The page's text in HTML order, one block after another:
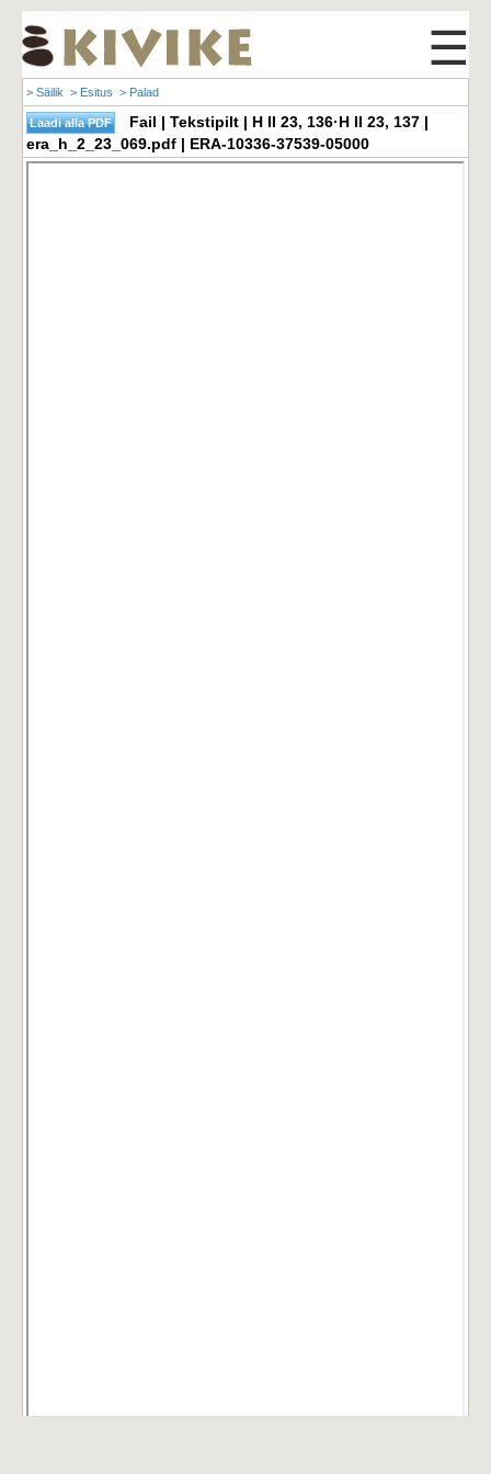
☰
> Säilik > Esitus > Palad
Fail | Tekstipilt | H II 23, 136·H II 23, 137 |
era_h_2_23_069.pdf | ERA-10336-37539-05000